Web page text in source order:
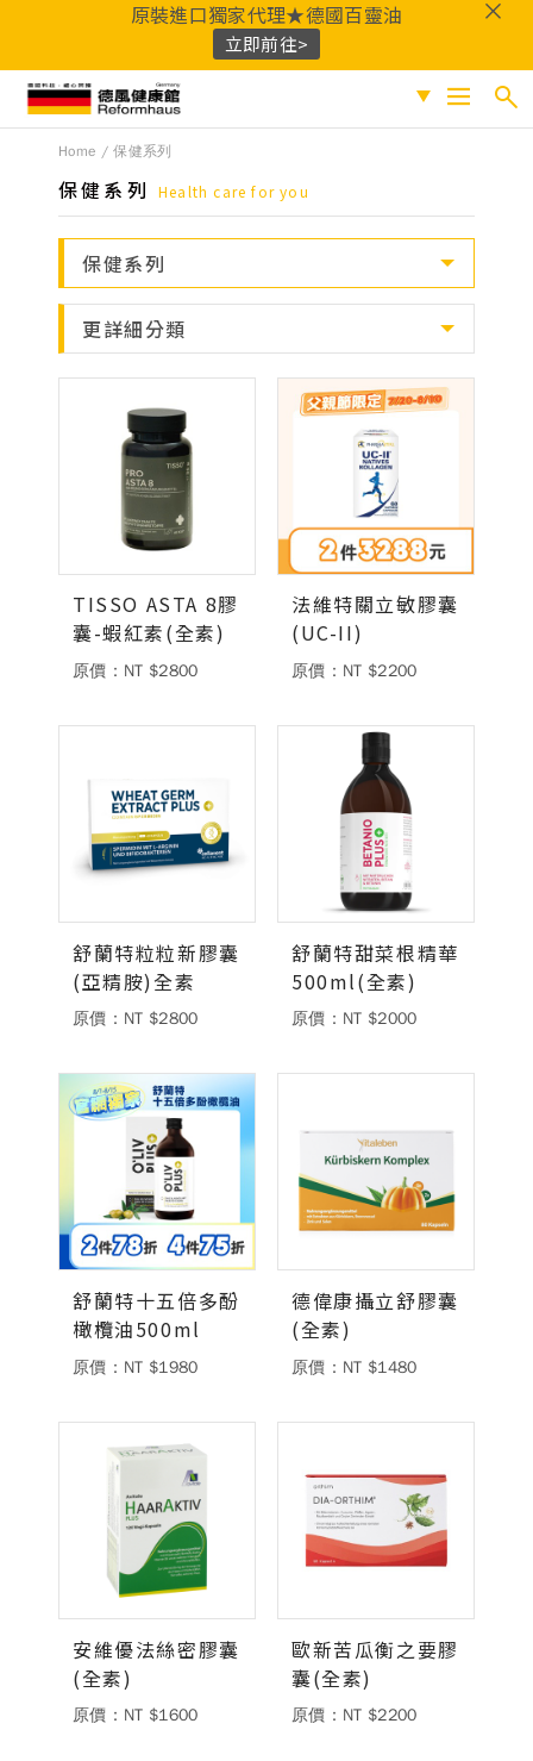
原裝進口獨家代理★德國百靈油
立即前往>
百靈油 黑種草油 鎂 Q10 酸櫻桃
魚
油
益生菌
鐵
B群 鋅 蜂膠
Home 保健系列
保健系列 Health care for you
保健系列
更詳細分類
TISSO ASTA 8膠
囊-蝦紅素(全素)
原價：NT $2800
法維特關立敏膠囊
(UC-II)
原價：NT $2200
舒蘭特粒粒新膠囊
(亞精胺)全素
原價：NT $2800
舒蘭特甜菜根精華
500ml(全素)
原價：NT $2000
舒蘭特十五倍多酚
橄欖油500ml
原價：NT $1980
德偉康攝立舒膠囊
(全素)
原價：NT $1480
安維優法絲密膠囊
(全素)
原價：NT $1600
歐新苦瓜衡之要膠
囊(全素)
原價：NT $2200
促銷專區
人氣商品
保健系列
成份分類
適用族群
嚴選好物
優質品牌
所有訊息 營養知識 會員辦法
活動訊息
商品訊息
關於我們
關於德風 人力招募
購物說明
購物須知 退換貨流程
德風健康館
百靈油粉絲團 德風健康館
德風健康館
登入